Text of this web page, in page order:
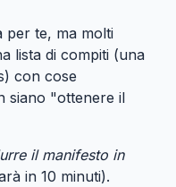
per te, ma molti
lista di compiti (una
con cose
siano "ottenere il
il manifesto in
in 10 minuti).